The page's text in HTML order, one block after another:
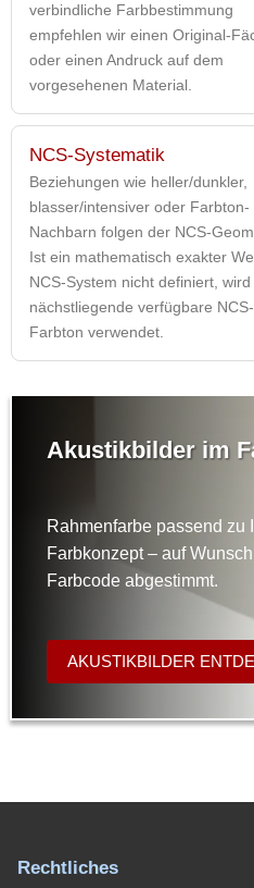
verbindliche Farbbestimmung
empfehlen wir einen Original-
oder einen Andruck auf dem
vorgesehenen Material.
NCS-Systematik
Beziehungen wie heller/dunkler,
blasser/intensiver oder Farbton-
Nachbarn folgen der NCS-
Ist ein mathematisch exakter
NCS-System nicht definiert,
nächstliegende verfügbare NCS-
Farbton verwendet.
Akustikbilder im
Rahmenfarbe passend zu
Farbkonzept – auf
Farbcode abgestimmt.
AKUSTIKBILDER
Rechtliches